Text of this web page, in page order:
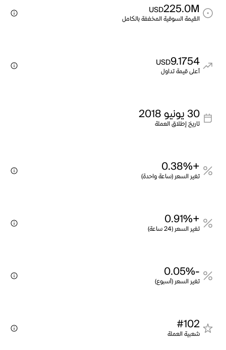
225.0M
USD
القيمة السوقية المخففة بالكامل
9.1754
USD
أعلى قيمة تداول
30 يونيو 2018
تاريخ إطلاق العملة
+0.38%
تغير السعر (ساعة واحدة)
+0.91%
تغير السعر (24 ساعة)
-0.05%
تغير السعر (أسبوع)
#102
شعبية العملة